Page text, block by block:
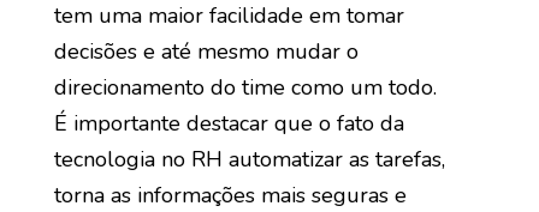
tem uma maior facilidade em tomar
decisões e até mesmo mudar o
direcionamento do time como um todo.
É importante destacar que o fato da
tecnologia no RH automatizar as tarefas,
torna as informações mais seguras e